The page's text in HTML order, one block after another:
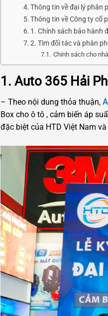
Thông tin về đại lý phân
Thông tin về Công ty cổ
1. Chính sách bảo hành
2. Tìm đối tác và phân
Chính sách cho
1. Auto 365 Hải
– Theo nội dung thỏa thuận,
Box cho ô tô , cảm biến áp
đặc biệt của HTD Việt Nam